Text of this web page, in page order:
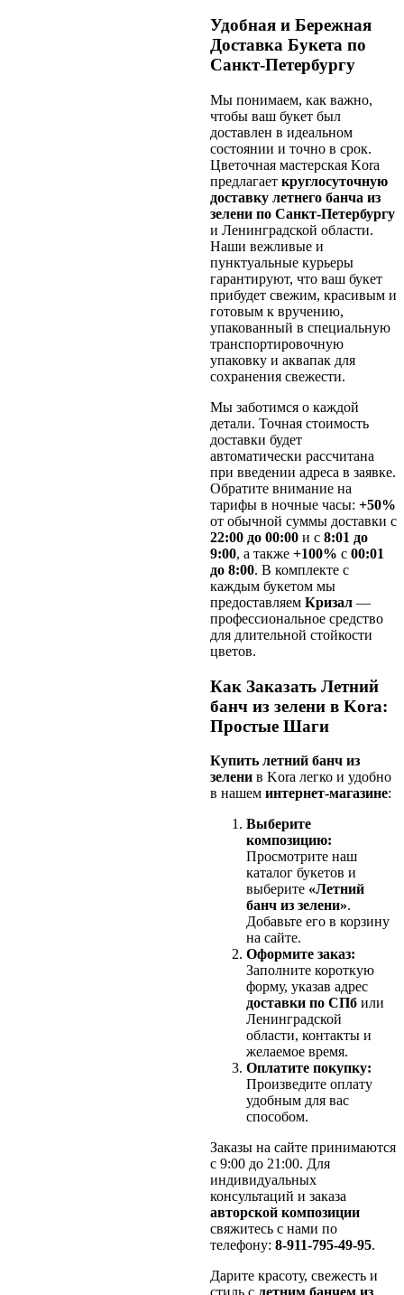
Удобная и Бережная
Доставка Букета по
Санкт-Петербургу
Мы понимаем, как важно,
чтобы ваш букет был
доставлен в идеальном
состоянии и точно в срок.
Цветочная мастерская Kora
предлагает круглосуточную
доставку летнего банча из
зелени по Санкт-Петербургу
и Ленинградской области.
Наши вежливые и
пунктуальные курьеры
гарантируют, что ваш букет
прибудет свежим, красивым и
готовым к вручению,
упакованный в специальную
транспортировочную
упаковку и аквапак для
сохранения свежести.
Мы заботимся о каждой
детали. Точная стоимость
доставки будет
автоматически рассчитана
при введении адреса в заявке.
Обратите внимание на
тарифы в ночные часы: +50%
от обычной суммы доставки с
22:00 до 00:00и с 8:01 до
9:00, а также +100% с 00:01
до 8:00. В комплекте с
каждым букетом мы
предоставляем Кризал—
профессиональное средство
для длительной стойкости
цветов.
Как Заказать Летний
банч из зелени в Kora:
Простые Шаги
Купить летний банч из
зеленив Kora легко и удобно
в нашем интернет-магазине:
Выберите
композицию:
Просмотрите наш
каталог букетов и
выберите «Летний
банч из зелени».
Добавьте его в корзину
на сайте.
Оформите заказ:
Заполните короткую
форму, указав адрес
доставки по СПбили
Ленинградской
области, контакты и
желаемое время.
Оплатите покупку:
Произведите оплату
удобным для вас
способом.
Заказы на сайте принимаются
с 9:00 до 21:00. Для
индивидуальных
консультаций и заказа
авторской композиции
свяжитесь с нами по
телефону: 8-911-795-49-95.
Дарите красоту, свежесть и